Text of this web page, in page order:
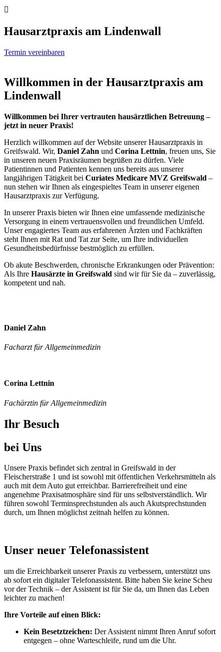

Hausarztpraxis am Lindenwall
Termin vereinbaren
Willkommen in der Hausarztpraxis am
Lindenwall
Willkommen bei Ihrer vertrauten hausärztlichen Betreuung –
jetzt in neuer Praxis!
Herzlich willkommen auf der Website unserer Hausarztpraxis in
Greifswald. Wir, Daniel Zahn und Corina Lettnin, freuen uns, Sie
in unseren neuen Praxisräumen begrüßen zu dürfen. Viele
Patientinnen und Patienten kennen uns bereits aus unserer
langjährigen Tätigkeit bei Curiates Medicare MVZ Greifswald –
nun stehen wir Ihnen als eingespieltes Team in unserer eigenen
Hausarztpraxis zur Verfügung.
In unserer Praxis bieten wir Ihnen eine umfassende medizinische
Versorgung in einem vertrauensvollen und freundlichen Umfeld.
Unser engagiertes Team aus erfahrenen Ärzten und Fachkräften
steht Ihnen mit Rat und Tat zur Seite, um Ihre individuellen
Gesundheitsbedürfnisse bestmöglich zu erfüllen.
Ob akute Beschwerden, chronische Erkrankungen oder Prävention:
Als Ihre Hausärzte in Greifswald sind wir für Sie da – zuverlässig,
kompetent und nah.
Daniel Zahn
Facharzt für Allgemeinmedizin
Corina Lettnin
Fachärztin für Allgemeinmedizin
Ihr Besuch
bei Uns
Unsere Praxis befindet sich zentral in Greifswald in der
Fleischerstraße 1 und ist sowohl mit öffentlichen Verkehrsmitteln als
auch mit dem Auto gut erreichbar. Barrierefreiheit und eine
angenehme Praxisatmosphäre sind für uns selbstverständlich. Wir
führen sowohl Terminsprechstunden als auch Akutsprechstunden
durch, um Ihnen möglichst zeitnah helfen zu können.
Unser neuer Telefonassistent
um die Erreichbarkeit unserer Praxis zu verbessern, unterstützt uns
ab sofort ein digitaler Telefonassistent. Bitte haben Sie keine Scheu
vor der Technik – der Assistent ist für Sie da, um Ihnen das Leben
leichter zu machen!
Ihre Vorteile auf einen Blick:
Kein Besetztzeichen: Der Assistent nimmt Ihren Anruf sofort
entgegen – ohne Warteschleife, rund um die Uhr.